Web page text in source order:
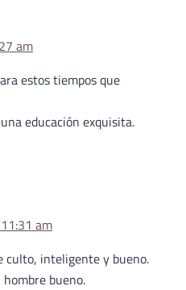
am
estos tiempos que
educación exquisita.
am
culto, inteligente y bueno.
bueno.